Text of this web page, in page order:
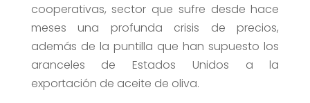
cooperativas, sector que sufre desde hace
meses una profunda crisis de precios,
además de la puntilla que han supuesto los
aranceles de Estados Unidos a la
exportación de aceite de oliva.